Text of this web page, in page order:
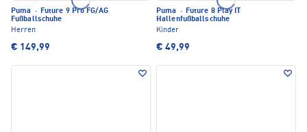
Puma · Future 9 Pro FG/AG
Fußballschuhe
Herren
€ 149,99
Puma · Future 8 Play IT
Hallenfußballschuhe
Kinder
€ 49,99